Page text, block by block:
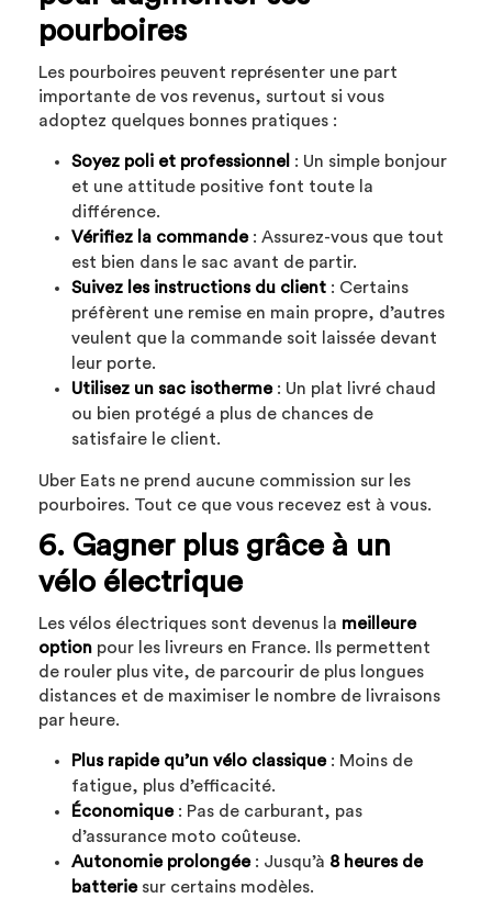
pourboires
Les pourboires peuvent représenter une part
importante de vos revenus, surtout si vous
adoptez quelques bonnes pratiques :
Soyez poli et professionnel : Un simple bonjour
et une attitude positive font toute la
différence.
Vérifiez la commande: Assurez-vous que tout
est bien dans le sac avant de partir.
Suivez les instructions du client : Certains
préfèrent une remise en main propre, d’autres
veulent que la commande soit laissée devant
leur porte.
Utilisez un sac isotherme: Un plat livré chaud
ou bien protégé a plus de chances de
satisfaire le client.
Uber Eats ne prend aucune commission sur les
pourboires. Tout ce que vous recevez est à vous.
6. Gagner plus grâce à un
vélo électrique
Les vélos électriques sont devenus la meilleure
option pour les livreurs en France. Ils permettent
de rouler plus vite, de parcourir de plus longues
distances et de maximiser le nombre de livraisons
par heure.
Plus rapide qu’un vélo classique: Moins de
fatigue, plus d’efficacité.
Économique: Pas de carburant, pas
d’assurance moto coûteuse.
Autonomie prolongée: Jusqu’à 8 heures de
batteriesur certains modèles.